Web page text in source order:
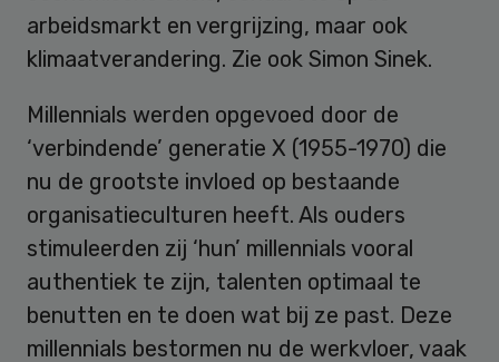
arbeidsmarkt en vergrijzing, maar ook
klimaatverandering. Zie ook Simon Sinek.
Millennials werden opgevoed door de
‘verbindende’ generatie X (1955-1970) die
nu de grootste invloed op bestaande
organisatieculturen heeft. Als ouders
stimuleerden zij ‘hun’ millennials vooral
authentiek te zijn, talenten optimaal te
benutten en te doen wat bij ze past. Deze
millennials bestormen nu de werkvloer, vaak